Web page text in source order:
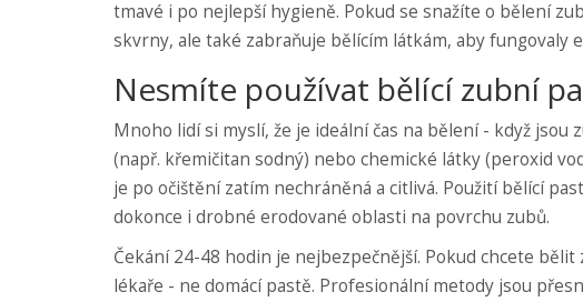
tmavé i po nejlepší hygieně. Pokud se snažíte o bělení
skvrny, ale také zabraňuje bělícím látkám, aby fungovaly
Nesmíte používat bělící zubní
Mnoho lidí si myslí, že je ideální čas na bělení - když
(např. křemičitan sodný) nebo chemické látky (peroxid
je po očištění zatím nechráněná a citlivá. Použití bělící
dokonce i drobné erodované oblasti na povrchu zubů.
Čekání 24-48 hodin je nejbezpečnější. Pokud chcete
lékaře - ne domácí pastě. Profesionální metody jsou